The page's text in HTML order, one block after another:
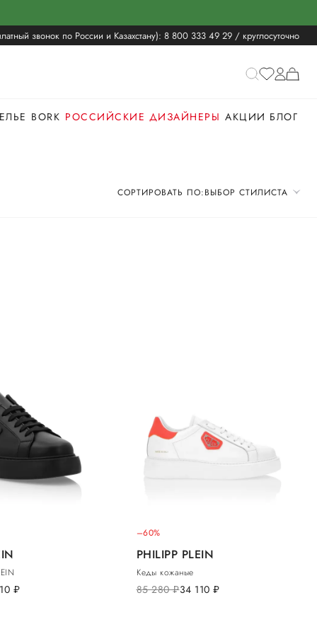
звонок по России и Казахстану): 8 800 333 49 29 / круглосуточно
BORK РОССИЙСКИЕ ДИЗАЙНЕРЫ АКЦИИ БЛОГ
СОРТИРОВАТЬ ПО:ВЫБОР СТИЛИСТА
руб.
–60%
PHILIPP PLEIN
Кеды кожаные
85 280руб.34 110 руб.